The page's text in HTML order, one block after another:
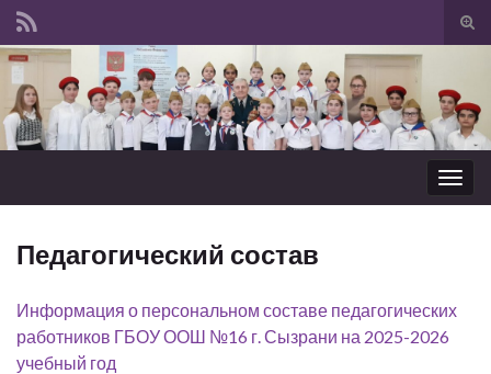
Вкл/
Search for:
Вкл/
выкл
Педагогический состав
Информация о персональном составе педагогических
работников ГБОУ ООШ №16 г. Сызрани на 2025-2026
учебный год